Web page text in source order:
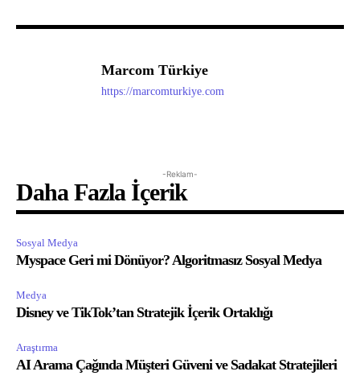
Marcom Türkiye
https://marcomturkiye.com
-Reklam-
Daha Fazla İçerik
Sosyal Medya
Myspace Geri mi Dönüyor? Algoritmasız Sosyal Medya
Medya
Disney ve TikTok’tan Stratejik İçerik Ortaklığı
Araştırma
AI Arama Çağında Müşteri Güveni ve Sadakat Stratejileri